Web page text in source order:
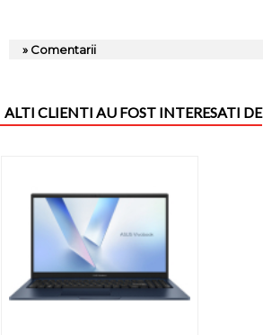
» Comentarii
ALTI CLIENTI AU FOST INTERESATI DE